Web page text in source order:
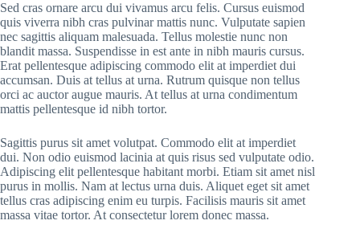
Sed cras ornare arcu dui vivamus arcu felis. Cursus euismod
quis viverra nibh cras pulvinar mattis nunc. Vulputate sapien
nec sagittis aliquam malesuada. Tellus molestie nunc non
blandit massa. Suspendisse in est ante in nibh mauris cursus.
Erat pellentesque adipiscing commodo elit at imperdiet dui
accumsan. Duis at tellus at urna. Rutrum quisque non tellus
orci ac auctor augue mauris. At tellus at urna condimentum
mattis pellentesque id nibh tortor.
Sagittis purus sit amet volutpat. Commodo elit at imperdiet
dui. Non odio euismod lacinia at quis risus sed vulputate odio.
Adipiscing elit pellentesque habitant morbi. Etiam sit amet nisl
purus in mollis. Nam at lectus urna duis. Aliquet eget sit amet
tellus cras adipiscing enim eu turpis. Facilisis mauris sit amet
massa vitae tortor. At consectetur lorem donec massa.